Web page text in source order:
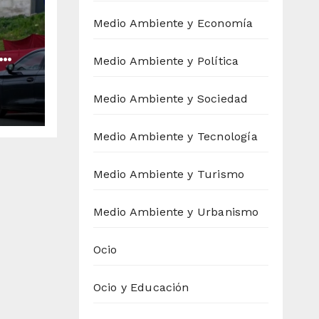
a
Medio Ambiente y Economía
Medio Ambiente y Política
Medio Ambiente y Sociedad
Medio Ambiente y Tecnología
Medio Ambiente y Turismo
Medio Ambiente y Urbanismo
Ocio
Ocio y Educación